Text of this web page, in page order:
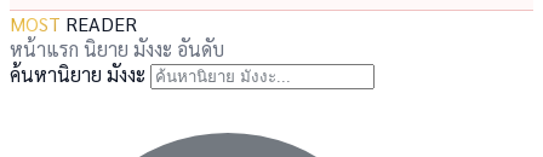
MOST READER
หน้าแรก นิยาย มังงะ อันดับ
ค้นหานิยาย มังงะ